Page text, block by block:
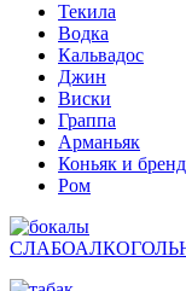
Текила
Водка
Кальвадос
Джин
Виски
Граппа
Арманьяк
Коньяк и
Ром